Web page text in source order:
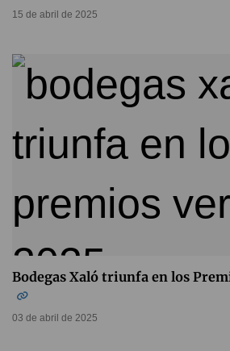
15 de abril de 2025
Bodegas Xaló triunfa en los
03 de abril de 2025